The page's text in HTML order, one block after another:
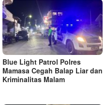
Blue Light Patrol Polres
Mamasa Cegah Balap Liar dan
Kriminalitas Malam